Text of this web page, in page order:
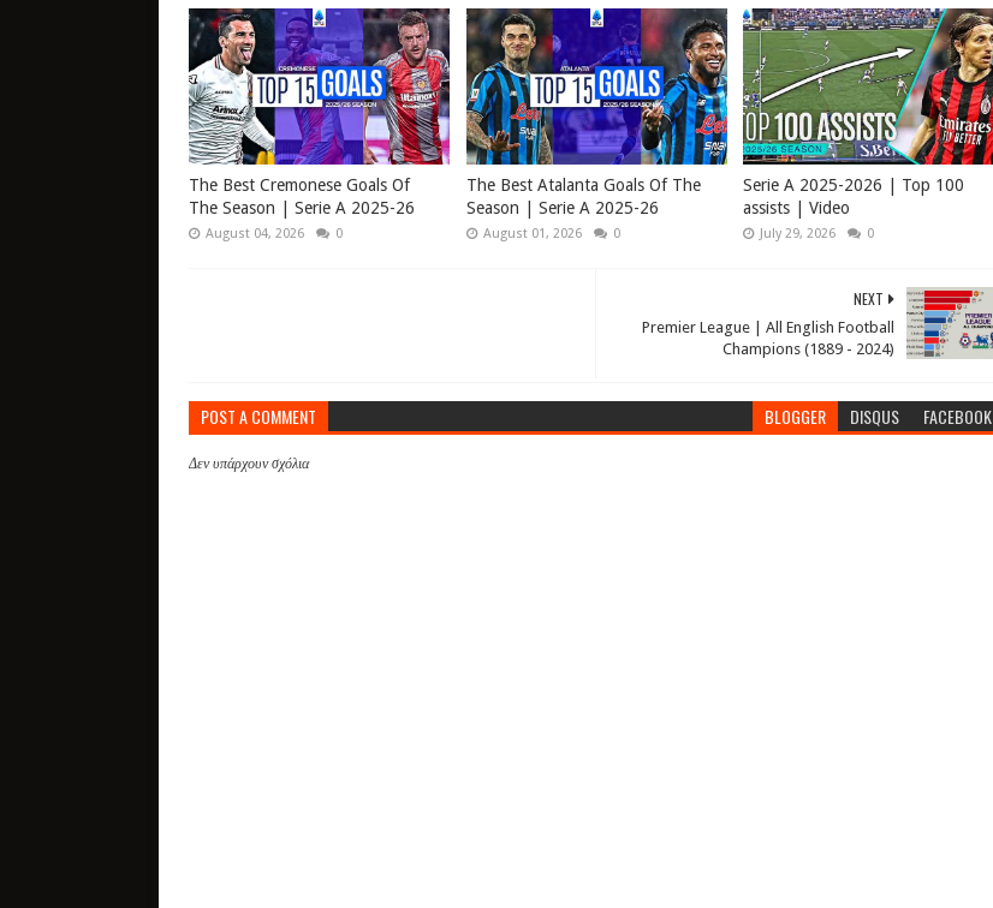
The Best Cremonese Goals Of
The Season | Serie A 2025-26
August 04, 2026 0
The Best Atalanta Goals Of The
Season | Serie A 2025-26
August 01, 2026 0
Serie A 2025-2026 | Top 100
assists | Video
July 29, 2026 0
NEXT
Premier League | All English Football
Champions (1889 - 2024)
POST A COMMENT BLOGGER DISQUS FACEBOOK
Δεν υπάρχουν σχόλια